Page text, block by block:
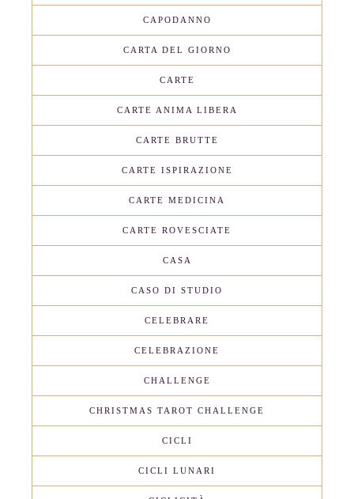
CAPODANNO
CARTA DEL GIORNO
CARTE
CARTE ANIMA LIBERA
CARTE BRUTTE
CARTE ISPIRAZIONE
CARTE MEDICINA
CARTE ROVESCIATE
CASA
CASO DI STUDIO
CELEBRARE
CELEBRAZIONE
CHALLENGE
CHRISTMAS TAROT CHALLENGE
CICLI
CICLI LUNARI